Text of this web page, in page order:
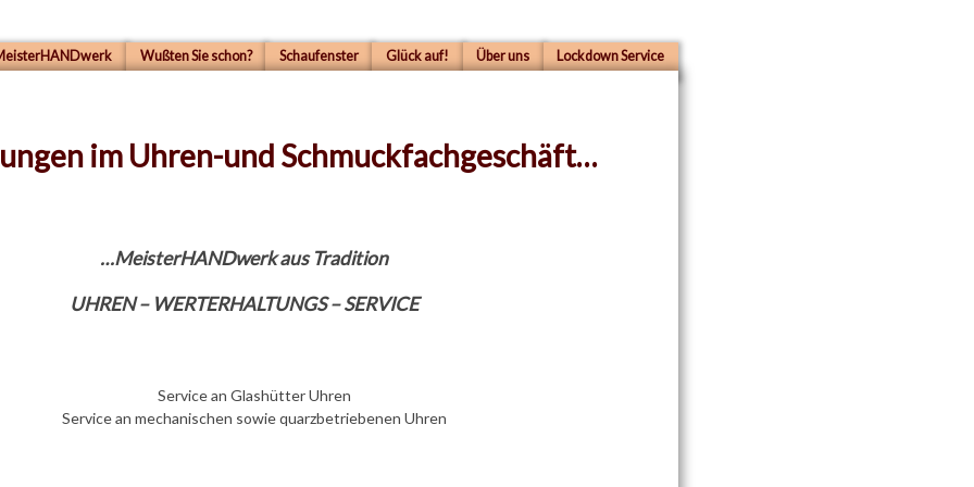
Wußten Sie schon? Schaufenster Glück auf! Über uns Lockdown Service
im Uhren-und Schmuckfachgeschäft…
…MeisterHANDwerk aus Tradition
UHREN – WERTERHALTUNGS – SERVICE
Service an Glashütter Uhren
Service an mechanischen sowie quarzbetriebenen Uhren